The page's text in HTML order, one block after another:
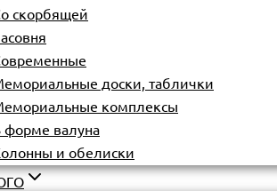
скорбящей
доски, таблички
комплексы
форме валуна
и обелиски